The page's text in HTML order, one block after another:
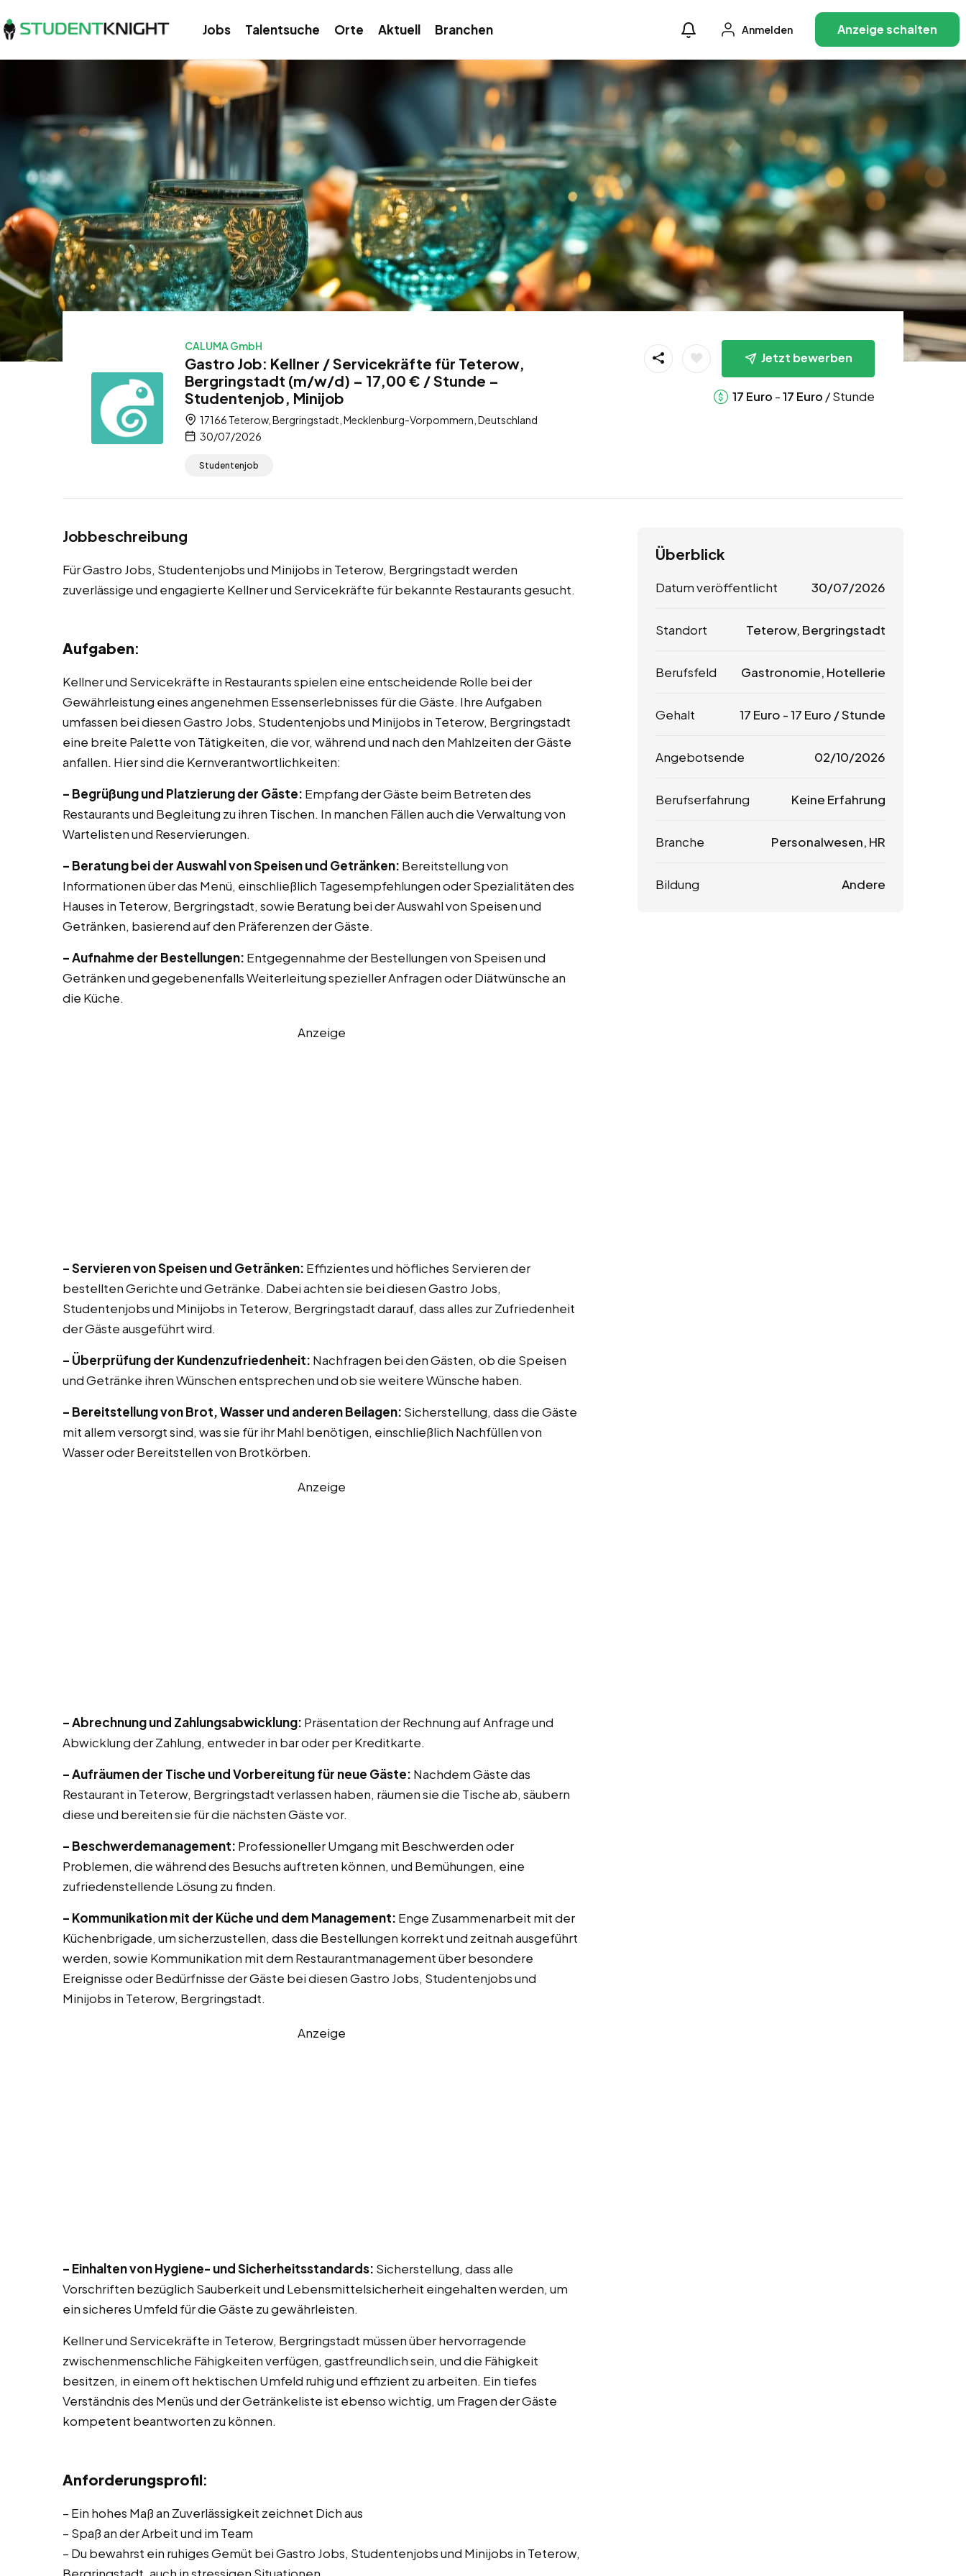
Jobs Talentsuche Orte Aktuell Branchen Anmelden Anzeige schalten
CALUMA GmbH
Gastro Job: Kellner / Servicekräfte für Teterow,
Bergringstadt (m/w/d) – 17,00 € / Stunde –
Studentenjob, Minijob
17166 Teterow, Bergringstadt, Mecklenburg-Vorpommern, Deutschland
30/07/2026
Studentenjob
Jetzt bewerben
17 Euro -17 Euro / Stunde
Jobbeschreibung
Für Gastro Jobs, Studentenjobs und Minijobs in Teterow, Bergringstadt werden
zuverlässige und engagierte Kellner und Servicekräfte für bekannte Restaurants gesucht.
Aufgaben:
Kellner und Servicekräfte in Restaurants spielen eine entscheidende Rolle bei der
Gewährleistung eines angenehmen Essenserlebnisses für die Gäste. Ihre Aufgaben
umfassen bei diesen Gastro Jobs, Studentenjobs und Minijobs in Teterow, Bergringstadt
eine breite Palette von Tätigkeiten, die vor, während und nach den Mahlzeiten der Gäste
anfallen. Hier sind die Kernverantwortlichkeiten:
– Begrüßung und Platzierung der Gäste: Empfang der Gäste beim Betreten des
Restaurants und Begleitung zu ihren Tischen. In manchen Fällen auch die Verwaltung von
Wartelisten und Reservierungen.
– Beratung bei der Auswahl von Speisen und Getränken: Bereitstellung von
Informationen über das Menü, einschließlich Tagesempfehlungen oder Spezialitäten des
Hauses in Teterow, Bergringstadt, sowie Beratung bei der Auswahl von Speisen und
Getränken, basierend auf den Präferenzen der Gäste.
– Aufnahme der Bestellungen: Entgegennahme der Bestellungen von Speisen und
Getränken und gegebenenfalls Weiterleitung spezieller Anfragen oder Diätwünsche an
die Küche.
Anzeige
– Servieren von Speisen und Getränken: Effizientes und höfliches Servieren der
bestellten Gerichte und Getränke. Dabei achten sie bei diesen Gastro Jobs,
Studentenjobs und Minijobs in Teterow, Bergringstadt darauf, dass alles zur Zufriedenheit
der Gäste ausgeführt wird.
– Überprüfung der Kundenzufriedenheit: Nachfragen bei den Gästen, ob die Speisen
und Getränke ihren Wünschen entsprechen und ob sie weitere Wünsche haben.
– Bereitstellung von Brot, Wasser und anderen Beilagen: Sicherstellung, dass die Gäste
mit allem versorgt sind, was sie für ihr Mahl benötigen, einschließlich Nachfüllen von
Wasser oder Bereitstellen von Brotkörben.
Anzeige
– Abrechnung und Zahlungsabwicklung: Präsentation der Rechnung auf Anfrage und
Abwicklung der Zahlung, entweder in bar oder per Kreditkarte.
– Aufräumen der Tische und Vorbereitung für neue Gäste: Nachdem Gäste das
Restaurant in Teterow, Bergringstadt verlassen haben, räumen sie die Tische ab, säubern
diese und bereiten sie für die nächsten Gäste vor.
– Beschwerdemanagement: Professioneller Umgang mit Beschwerden oder
Problemen, die während des Besuchs auftreten können, und Bemühungen, eine
zufriedenstellende Lösung zu finden.
– Kommunikation mit der Küche und dem Management: Enge Zusammenarbeit mit der
Küchenbrigade, um sicherzustellen, dass die Bestellungen korrekt und zeitnah ausgeführt
werden, sowie Kommunikation mit dem Restaurantmanagement über besondere
Ereignisse oder Bedürfnisse der Gäste bei diesen Gastro Jobs, Studentenjobs und
Minijobs in Teterow, Bergringstadt.
Anzeige
– Einhalten von Hygiene- und Sicherheitsstandards: Sicherstellung, dass alle
Vorschriften bezüglich Sauberkeit und Lebensmittelsicherheit eingehalten werden, um
ein sicheres Umfeld für die Gäste zu gewährleisten.
Kellner und Servicekräfte in Teterow, Bergringstadt müssen über hervorragende
zwischenmenschliche Fähigkeiten verfügen, gastfreundlich sein, und die Fähigkeit
besitzen, in einem oft hektischen Umfeld ruhig und effizient zu arbeiten. Ein tiefes
Verständnis des Menüs und der Getränkeliste ist ebenso wichtig, um Fragen der Gäste
kompetent beantworten zu können.
Anforderungsprofil:
– Ein hohes Maß an Zuverlässigkeit zeichnet Dich aus
– Spaß an der Arbeit und im Team
– Du bewahrst ein ruhiges Gemüt bei Gastro Jobs, Studentenjobs und Minijobs in Teterow,
Überblick
Datum veröffentlicht 30/07/2026
Standort Teterow, Bergringstadt
Berufsfeld Gastronomie, Hotellerie
Gehalt 17 Euro -17 Euro / Stunde
Angebotsende 02/10/2026
Berufserfahrung Keine Erfahrung
Branche Personalwesen, HR
Bildung Andere